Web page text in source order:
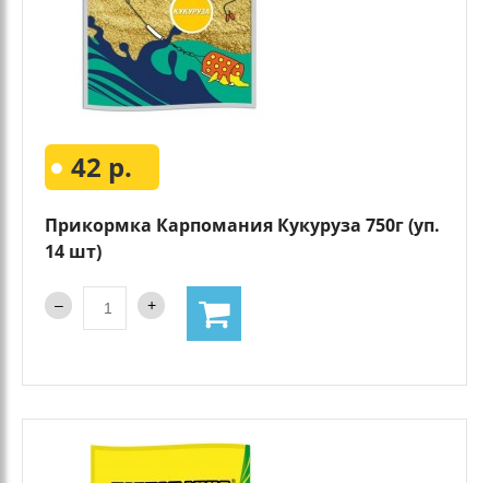
42 р.
Прикормка Карпомания Кукуруза 750г (уп.
14 шт)